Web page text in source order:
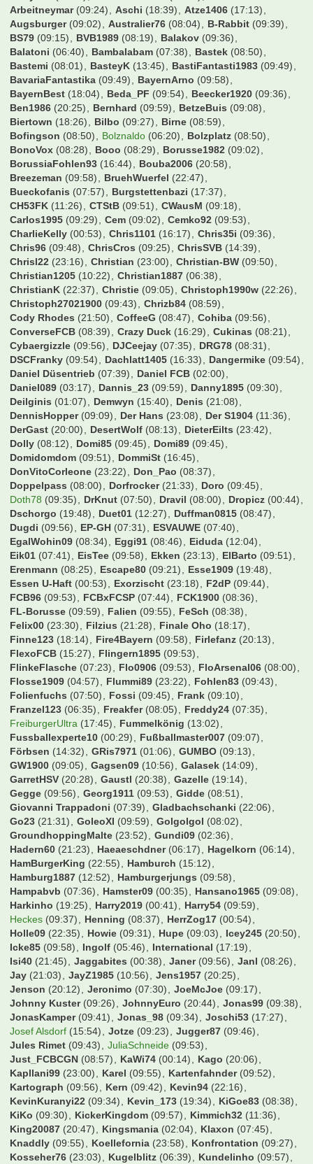
Arbeitneymar(09:24) Aschi (18:39) Atze1406 (17:13)
Augsburger(09:02) Australier76 (08:04) B-Rabbit (09:39)
BS79 (09:15) BVB1989 (08:19) Balakov (09:36)
Balatoni (06:40) Bambalabam (07:38) Bastek (08:50)
Bastemi (08:01) BasteyK (13:45) BastiFantasti1983 (09:49)
BavariaFantastika (09:49) BayernArno (09:58)
BayernBest (18:04) Beda_PF (09:54) Beecker1920 (09:36)
Ben1986 (20:25) Bernhard (09:59) BetzeBuis (09:08)
Biertown (18:26) Bilbo (09:27) Birne (08:59)
Bofingson (08:50) Bolznaldo (06:20) Bolzplatz (08:50)
BonoVox (08:28) Booo (08:29) Borusse1982 (09:02)
BorussiaFohlen93 (16:44) Bouba2006 (20:58)
Breezeman (09:58) BruehWuerfel (22:47)
Bueckofanis (07:57) Burgstettenbazi (17:37)
CH53FK (11:26) CTStB (09:51) CWausM (09:18)
Carlos1995 (09:29) Cem (09:02) Cemko92 (09:53)
CharlieKelly (00:53) Chris1101 (16:17) Chris35i (09:36)
Chris96 (09:48) ChrisCros (09:25) ChrisSVB (14:39)
Chrisl22 (23:16) Christian (23:00) Christian-BW (09:50)
Christian1205 (10:22) Christian1887 (06:38)
ChristianK (22:37) Christie (09:05) Christoph1990w (22:26)
Christoph27021900 (09:43) Chrizb84 (08:59)
Cody Rhodes (21:50) CoffeeG (08:47) Cohiba (09:56)
ConverseFCB (08:39) Crazy Duck (16:29) Cukinas (08:21)
Cybaergizzle (09:56) DJCeejay (07:35) DRG78 (08:31)
DSCFranky (09:54) Dachlatt1405 (16:33) Dangermike (09:54)
Daniel Düsentrieb (07:39) Daniel FCB (02:00)
Daniel089 (03:17) Dannis_23 (09:59) Danny1895 (09:30)
Deilginis (01:07) Demwyn (15:40) Denis (21:08)
DennisHopper(09:09) Der Hans (23:08) Der S1904 (11:36)
DerGast (20:00) DesertWolf (08:13) DieterEilts (23:42)
Dolly (08:12) Domi85 (09:45) Domi89 (09:45)
Domidomdom (09:51) DommiSt (16:45)
DonVitoCorleone (23:22) Don_Pao (08:37)
Doppelpass (08:00) Dorfrocker(21:33) Doro (09:45)
Doth78 (09:35) DrKnut (07:50) Dravil (08:00) Dropicz (00:44)
Dschorgo (19:48) Duet01 (12:27) Duffman0815 (08:47)
Dugdi (09:56) EP-GH (07:31) ESVAUWE (07:40)
EgalWohin09 (08:34) Eggi91 (08:46) Eiduda (12:04)
Eik01 (07:41) EisTee (09:58) Ekken (23:13) ElBarto (09:51)
Erenmann (08:25) Escape80 (09:21) Esse1909 (19:48)
Essen U-Haft (00:53) Exorzischt (23:18) F2dP (09:44)
FCB96 (09:53) FCBxFCSP (07:44) FCK1900 (08:36)
FL-Borusse (09:59) Falien (09:55) FeSch (08:38)
Felix00 (23:30) Filzius (21:28) Finale Oho (18:17)
Finne123 (18:14) Fire4Bayern (09:58) Firlefanz (20:13)
FlexoFCB (15:27) Flingern1895 (09:53)
FlinkeFlasche (07:23) Flo0906 (09:53) FloArsenal06 (08:00)
Flosse1909 (04:57) Flummi89 (23:22) Fohlen83 (09:43)
Folienfuchs (07:50) Fossi (09:45) Frank (09:10)
Franzel123 (06:35) Freakfer(08:05) Freddy24 (07:35)
FreiburgerUltra (17:45) Fummelkönig (13:02)
Fussballexperte10 (00:29) Fußballmaster007 (09:07)
Förbsen (14:32) GRis7971 (01:06) GUMBO (09:13)
GW1900 (09:05) Gagsen09 (10:56) Galasek (14:09)
GarretHSV (20:28) Gaustl (20:38) Gazelle (19:14)
Gegge (09:56) Georg1911 (09:53) Gidde (08:51)
Giovanni Trappadoni (07:39) Gladbachschanki (22:06)
Go23 (21:31) GoleoXI (09:59) Golgolgol (08:02)
GroundhoppingMalte (23:52) Gundi09 (02:36)
Hadern60 (21:23) Haeaeschdner(06:17) Hagelkorn (06:14)
HamBurgerKing (22:55) Hamburch (15:12)
Hamburg1887 (12:52) Hamburgerjungs (09:58)
Hampabvb (07:36) Hamster09 (00:35) Hansano1965 (09:08)
Harkinho (19:25) Harry2019 (00:41) Harry54 (09:59)
Heckes (09:37) Henning (08:37) HerrZog17 (00:54)
Holle09 (22:35) Howie (09:31) Hupe (09:03) Icey245 (20:50)
Icke85 (09:58) Ingolf (05:46) International (17:19)
Isi40 (21:45) Jaggabites (00:38) Janer(09:56) Janl (08:26)
Jay (21:03) JayZ1985 (10:56) Jens1957 (20:25)
Jenson (20:12) Jeronimo (07:30) JoeMcJoe (09:17)
Johnny Kuster(09:26) JohnnyEuro (20:44) Jonas99 (09:38)
JonasKamper(09:41) Jonas_98 (09:34) Joschi53 (17:27)
Josef Alsdorf (15:54) Jotze (09:23) Jugger87 (09:46)
Jules Rimet (09:43) JuliaSchneide (09:53)
Just_FCBCGN (08:57) KaWi74 (00:14) Kago (20:06)
Kapllani99 (23:00) Karel (09:55) Kartenfahnder(09:52)
Kartograph (09:56) Kern (09:42) Kevin94 (22:16)
KevinKuranyi22 (09:34) Kevin_173 (19:34) KiGoe83 (08:38)
KiKo (09:30) KickerKingdom (09:57) Kimmich32 (11:36)
King20087 (20:47) Kingsmania (02:04) Klaxon (07:45)
Knaddly (09:55) Koellefornia (23:58) Konfrontation (09:27)
Kosseher76 (23:03) Kugelblitz (06:39) Kundelinho (09:57)